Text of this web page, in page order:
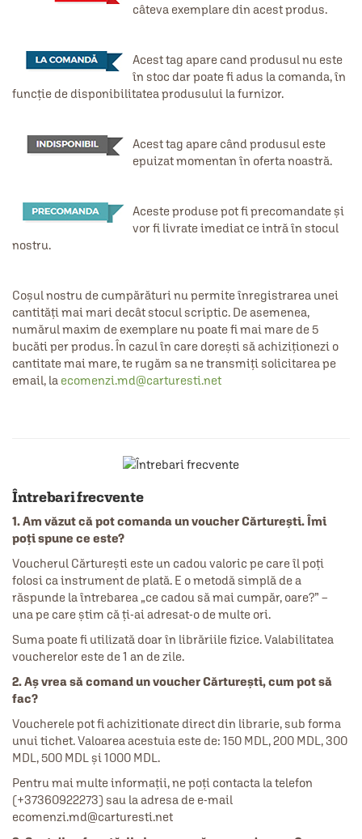
câteva exemplare din acest produs.
Acest tag apare cand produsul nu este
în stoc dar poate fi adus la comanda, în
funcție de disponibilitatea produsului la furnizor.
Acest tag apare când produsul este
epuizat momentan în oferta noastră.
Aceste produse pot fi precomandate și
vor fi livrate imediat ce intră în stocul
nostru.
Coșul nostru de cumpărături nu permite înregistrarea unei
cantități mai mari decât stocul scriptic. De asemenea,
numărul maxim de exemplare nu poate fi mai mare de 5
bucăti per produs. În cazul în care dorești să achiziționezi o
cantitate mai mare, te rugăm sa ne transmiți solicitarea pe
email, la ecomenzi.md@carturesti.net
Întrebari frecvente
1. Am văzut că pot comanda un voucher Cărturești. Îmi
poți spune ce este?
Voucherul Cărturești este un cadou valoric pe care îl poți
folosi ca instrument de plată. E o metodă simplă de a
răspunde la întrebarea „ce cadou să mai cumpăr, oare?” –
una pe care știm că ți-ai adresat-o de multe ori.
Suma poate fi utilizată doar în librăriile fizice. Valabilitatea
voucherelor este de 1 an de zile.
2. Aș vrea să comand un voucher Cărturești, cum pot să
fac?
Voucherele pot fi achizitionate direct din librarie, sub forma
unui tichet. Valoarea acestuia este de: 150 MDL, 200 MDL, 300
MDL, 500 MDL și 1000 MDL.
Pentru mai multe informații, ne poți contacta la telefon
(+37360922273) sau la adresa de e-mail
ecomenzi.md@carturesti.net